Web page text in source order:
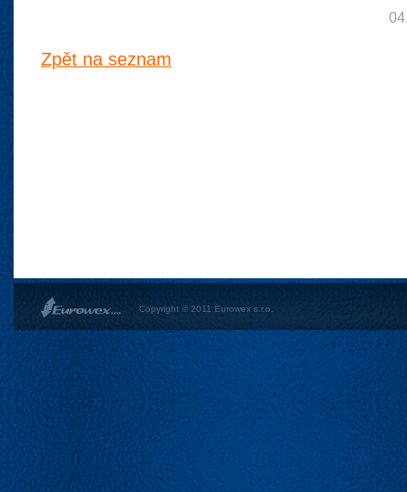
Zpět na seznam
Copyright © 2011 Eurowex s.r.o.